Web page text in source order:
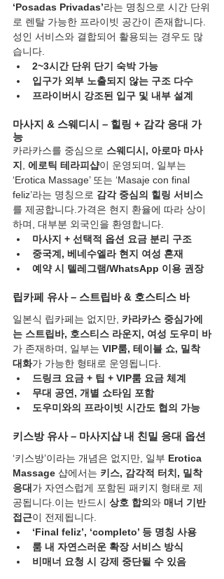
‘Posadas Privadas’라는 명칭으로 시간 단위
로 렌탈 가능한 프라이빗 공간이 존재합니다.
성인 서비스와 결합되어 활용되는 경우도 많
습니다.
2~3시간 단위 단기 숙박 가능
입구가 외부 노출되지 않는 구조 다수
프라이버시 강조된 입구 및 내부 설계
마사지 & 스웨디시 – 힐링 + 감각 응대 가
능
카라카스를 중심으로 스웨디시, 아로마 마사
지
에로틱 테라피샵이 운영되며, 일부는
‘Erotica Massage’ 또는 ‘Masaje con final
feliz’라는 명칭으로 감각 중심의 힐링 서비스
를 제공합니다.가격은 현지 환율에 따라 상이
하며, 대부분 외국인을 환영합니다.
마사지 + 선택적 옵션 요금 분리 구조
중국계, 베네수엘라 현지 여성 혼재
예약 시 텔레그램/WhatsApp 이용 권장
립카페 유사 – 스트립바 & 호스티스 바
일본식 립카페는 없지만, 카라카스 중심가에
는 스트립바, 호스티스 라운지, 여성 도우미 바
가 존재하며, 일부는 VIP룸, 테이블 쇼, 밀착
대화가 가능한 형태로 운영됩니다.
드링크 요금 + 팁 + VIP룸 요금 체계
무대 공연, 개별 쇼타임 포함
도우미와의 프라이빗 시간도 협의 가능
키스방 유사 – 마사지샵 내 친밀 응대 옵션
‘키스방’이라는 개념은 없지만, 일부 Erotica
Massage 샵에서는 키스, 감각적 터치, 밀착
응대 가 자연스럽게 포함된 패키지 형태로 제
공됩니다.이는 반드시 상호 합의와 매너 기반
접근이 전제됩니다.
‘Final feliz’, ‘completo’ 등 명칭 사용
룸 내 자연스러운 확장 서비스 방식
비매너 요청 시 강제 중단될 수 있음